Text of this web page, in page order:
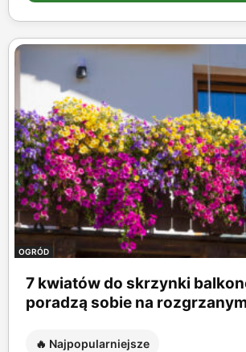
OGRÓD
7 kwiatów do skrzynki
poradzą sobie na
🔥 Najpopularniejsze